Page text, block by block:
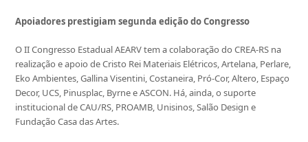
Apoiadores prestigiam segunda edição do Congresso
O II Congresso Estadual AEARV tem a colaboração do CREA-RS na
realização e apoio de Cristo Rei Materiais Elétricos, Artelana, Perlare,
Eko Ambientes, Gallina Visentini, Costaneira, Pró-Cor, Altero, Espaço
Decor, UCS, Pinusplac, Byrne e ASCON. Há, ainda, o suporte
institucional de CAU/RS, PROAMB, Unisinos, Salão Design e
Fundação Casa das Artes.